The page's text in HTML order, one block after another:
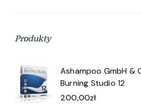
Produkty
Ashampoo GmbH &
Burning Studio 12
200,00zł